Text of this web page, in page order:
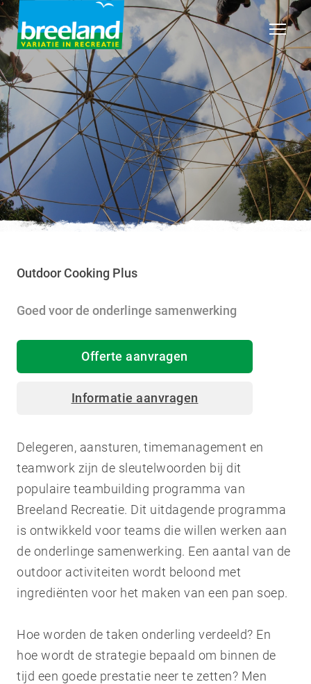
Outdoor Cooking Plus
Goed voor de onderlinge samenwerking
Offerte aanvragen
Informatie aanvragen
Delegeren, aansturen, timemanagement en
teamwork zijn de sleutelwoorden bij dit
populaire teambuilding programma van
Breeland Recreatie. Dit uitdagende programma
is ontwikkeld voor teams die willen werken aan
de onderlinge samenwerking. Een aantal van de
outdoor activiteiten wordt beloond met
ingrediënten voor het maken van een pan soep.
Hoe worden de taken onderling verdeeld? En
hoe wordt de strategie bepaald om binnen de
tijd een goede prestatie neer te zetten? Men